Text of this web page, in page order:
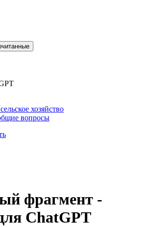
хозяйство
вопросы
фрагмент -
ChatGPT